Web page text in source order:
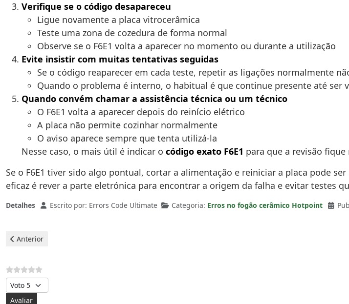
Verifique se o código desapareceu
Ligue novamente a placa vitrocerâmica
Teste uma zona de cozedura de forma normal
Observe se o F6E1 volta a aparecer no momento ou durante a utilização
Evite insistir com muitas tentativas seguidas
Se o código reaparecer em cada teste, repetir as ligações normalmente
Quando o problema é interno, o habitual é que continue presente até ser
Quando convém chamar a assistência técnica ou um técnico
O F6E1 volta a aparecer depois do reinício elétrico
A placa não permite cozinhar normalmente
O aviso aparece sempre que tenta utilizá-la
Nesse caso, o mais útil é indicar o código exato F6E1 para que a revisão
Se o F6E1 tiver sido algo pontual, cortar a alimentação e reiniciar a placa pode
eficaz é rever a parte eletrónica para encontrar a origem da falha e evitar testes
Detalhes Escrito por: Errors Code Ultimate Categoria: Erros no fogão cerâmico Hotpoint
Artigo anterior: Placa vitrocerâmica Hotpoint - Erro F7E5
Anterior
Avalie, por favor